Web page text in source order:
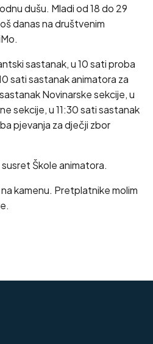
dušu. Mladi od 18 do 29
danas na društvenim
sastanak, u 10 sati proba
sati sastanak animatora za
Novinarske sekcije, u
sekcije, u 11:30 sati sastanak
pjevanja za dječji zbor
Škole animatora.
kamenu. Pretplatnike molim